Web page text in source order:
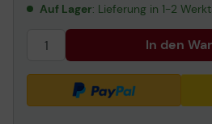
Auf Lager: Lieferung in 1-2
In den